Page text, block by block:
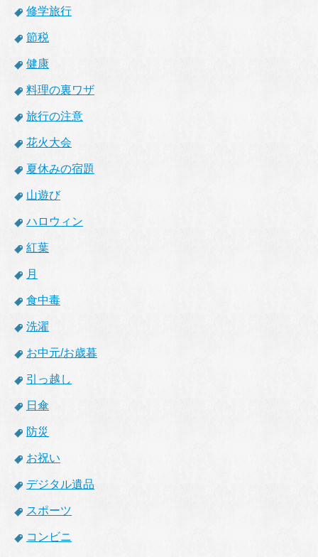
修学旅行
節税
健康
料理の裏ワザ
旅行の注意
花火大会
夏休みの宿題
山遊び
ハロウィン
紅葉
月
食中毒
洗濯
お中元/お歳暮
引っ越し
日傘
防災
お祝い
デジタル遺品
スポーツ
コンビニ